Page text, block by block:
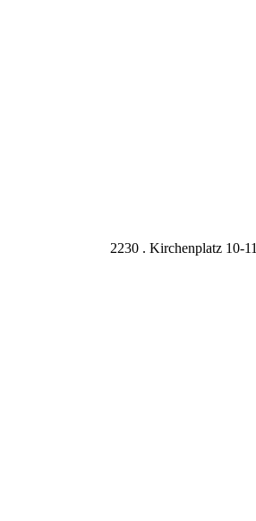
2230 . Kirchenplatz 10-11